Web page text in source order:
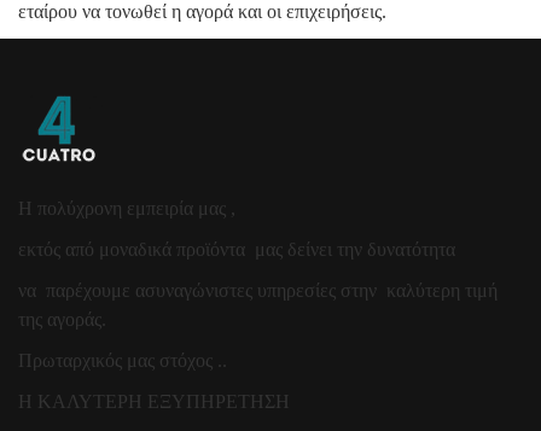
εταίρου να τονωθεί η αγορά και οι επιχειρήσεις.
Η πολύχρονη εμπειρία μας ,
εκτός από μοναδικά προϊόντα μας δείνει την δυνατότητα
να παρέχουμε ασυναγώνιστες υπηρεσίες στην καλύτερη τιμή
της αγοράς.
Πρωταρχικός μας στόχος ..
Η ΚΑΛΥΤΕΡΗ ΕΞΥΠΗΡΕΤΗΣΗ